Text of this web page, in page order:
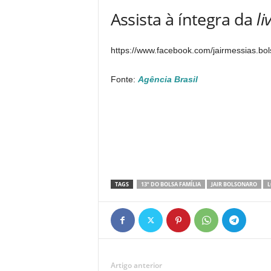
Assista à íntegra da
https://www.facebook.com/
Fonte: Agência Brasil
TAGS 13º DO BOLSA FAMÍLIA JAIR BOLSONARO
Artigo anterior